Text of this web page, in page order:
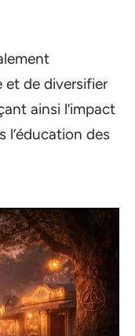
et de diversifier
ainsi l’impact
l’éducation des